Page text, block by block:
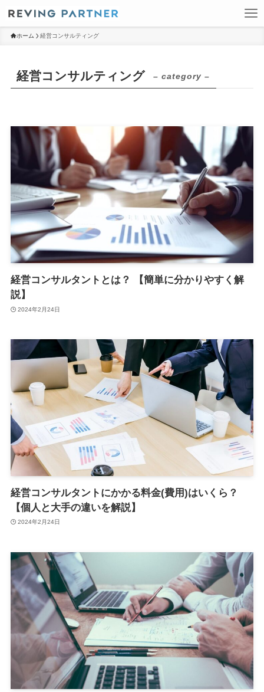
ホーム 経営コンサルティング
経営コンサルティング – category –
経営コンサルタントとは？ 【簡単に分かりやすく解
説】
2024年2月24日
経営コンサルタントにかかる料金(費用)はいくら？
【個人と大手の違いを解説】
2024年2月24日